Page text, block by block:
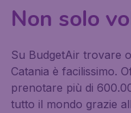
Non solo
Su BudgetAir trovare
Catania è facilissimo.
prenotare più di
tutto il mondo grazie